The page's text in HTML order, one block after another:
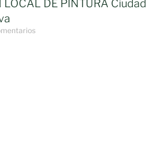
LOCAL DE PINTURA Ciudad